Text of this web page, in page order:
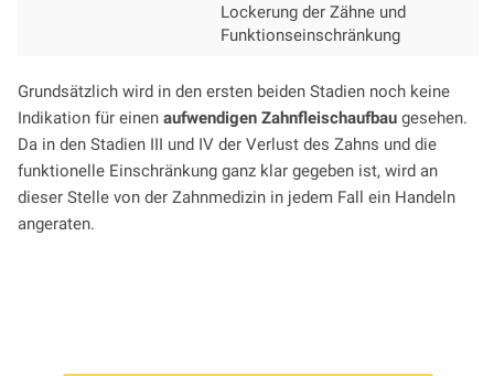
Lockerung der Zähne und
Funktionseinschränkung
Grundsätzlich wird in den ersten beiden Stadien noch keine
Indikation für einen aufwendigen Zahnfleischaufbaugesehen.
Da in den Stadien III und IV der Verlust des Zahns und die
funktionelle Einschränkung ganz klar gegeben ist, wird an
dieser Stelle von der Zahnmedizin in jedem Fall ein Handeln
angeraten.